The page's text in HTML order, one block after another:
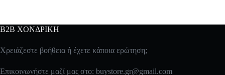
B2B ΧΟΝΔΡΙΚΗ
Χρειάζεστε βοήθεια ή έχετε κάποια ερώτηση;
Επικοινωνήστε μαζί μας στο: buystore.gr@gmail.com